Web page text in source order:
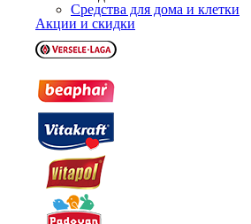
Средства для дома и клетки
Акции и скидки